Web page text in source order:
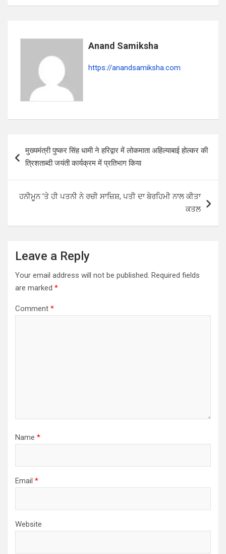
Anand Samiksha
https://anandsamiksha.com
a
मुख्यमंत्री पुष्कर सिंह धामी ने हरिद्वार में लोकमाता अहिल्याबाई होल्कर की
त्रिशताब्दी जयंती कार्यक्रम में प्रतिभाग किया
ਹਨੀਮੂਨ ’ਤੇ ਹੀ ਪਤਨੀ ਨੇ ਰਚੀ ਸਾਜ਼ਿਸ਼, ਪਤੀ ਦਾ ਬੇਰਹਿਮੀ ਨਾਲ ਕੀਤਾ
ਕਤਲ
Leave a Reply
Your email address will not be published. Required fields
are marked *
Comment *
Name *
Email *
Website